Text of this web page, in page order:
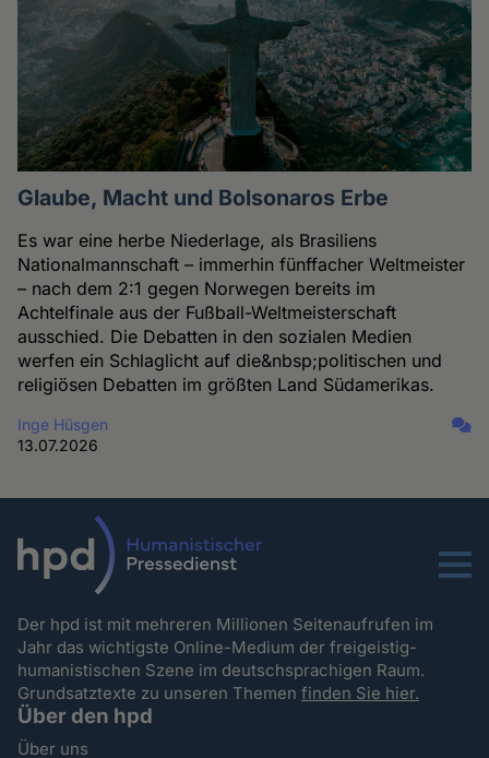
Glaube, Macht und Bolsonaros Erbe
Es war eine herbe Niederlage, als Brasiliens
Nationalmannschaft – immerhin fünffacher Weltmeister
– nach dem 2:1 gegen Norwegen bereits im
Achtelfinale aus der Fußball-Weltmeisterschaft
ausschied. Die Debatten in den sozialen Medien
werfen ein Schlaglicht auf die&nbsp;politischen und
religiösen Debatten im größten Land Südamerikas.
Inge Hüsgen
13.07.2026
Menu
Der hpd ist mit mehreren Millionen Seitenaufrufen im
Jahr das wichtigste Online-Medium der freigeistig-
humanistischen Szene im deutschsprachigen Raum.
Grundsatztexte zu unseren Themenfinden Sie hier.
Über den hpd
Über uns